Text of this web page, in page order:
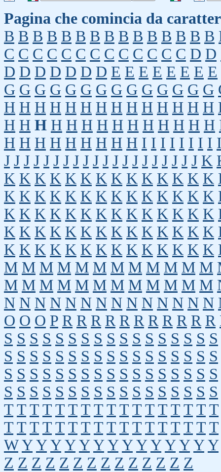
Pagina che comincia da
B B B B B B B B B B B B B B B
C C C C C C C C C C C C C D D
D D D D D D D E E E E E E E E
G G G G G G G G G G G G G G
H H H H H H H H H H H H H H
H H H H H H H H H H H H H H
H H H H H H H H H I I I I I I I I
J J J J J J J J J J J J J J J J J J J J K
K K K K K K K K K K K K K K
K K K K K K K K K K K K K K
K K K K K K K K K K K K K K
K K K K K K K K K K K K K K
K K K K K K K K K K K K K K
M M M M M M M M M M M M
M M M M M M M M M M M M
N N N N N N N N N N N N N N
O O O P R R R R R R R R R R R
S S S S S S S S S S S S S S S S S
S S S S S S S S S S S S S S S S S
S S S S S S S S S S S S S S S S S
S S S S S S S S S S S S S S S S S
T T T T T T T T T T T T T T T T T
T T T T T T T T T T T T T T T T T
W Y Y Y Y Y Y Y Y Y Y Y Y Y Y
Z Z Z Z Z Z Z Z Z Z Z Z Z Z